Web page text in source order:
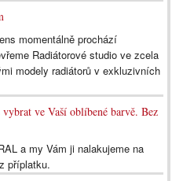
momentálně prochází
Radiátorové studio ve zcela
modely radiátorů v exkluzivních
ve Vaší oblíbené barvě. Bez
a my Vám ji nalakujeme na
příplatku.